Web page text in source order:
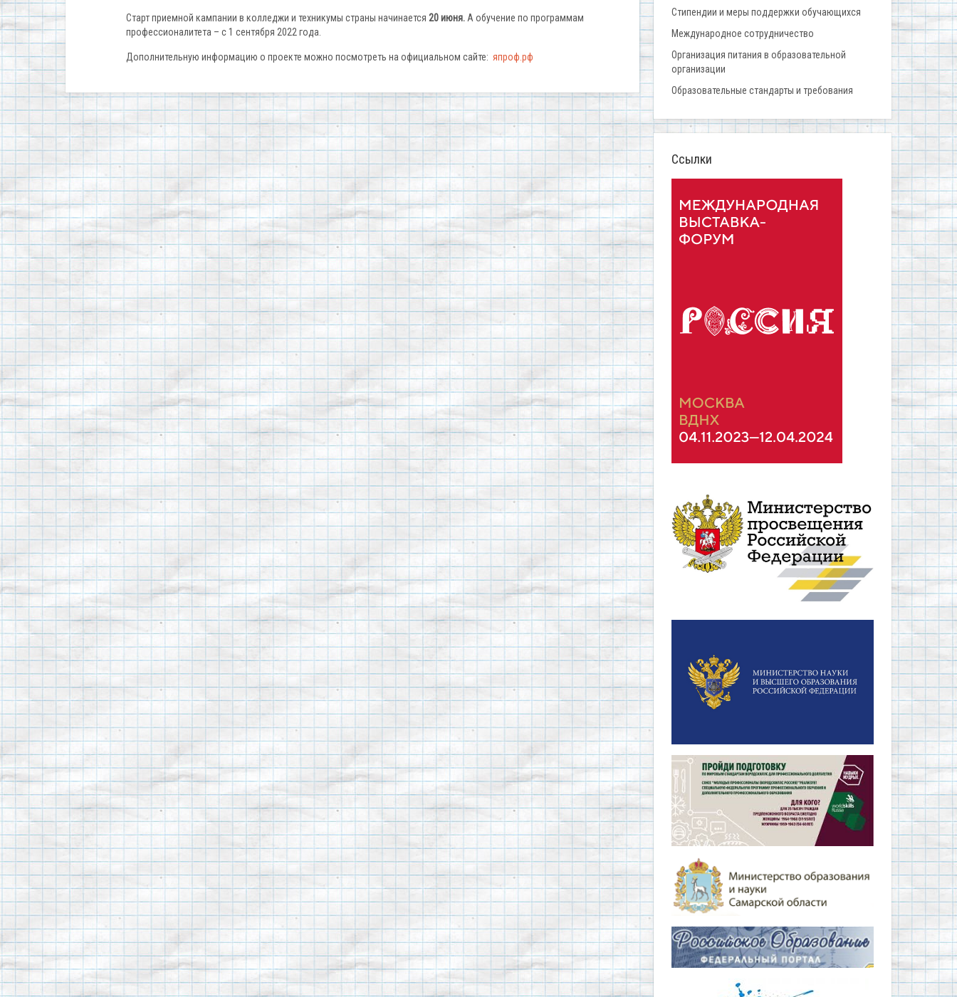
Старт приемной кампании в колледжи и техникумы страны начинается 20 июня.А обучение по программам
профессионалитета – с 1 сентября 2022 года.
Дополнительную информацию о проекте можно посмотреть на официальном сайте: япроф.рф
Стипендии и меры поддержки обучающихся
Международное сотрудничество
Организация питания в образовательной
организации
Образовательные стандарты и требования
Ссылки